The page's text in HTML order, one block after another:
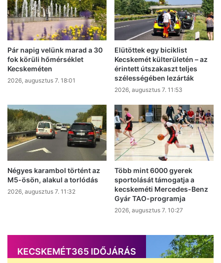
Pár napig velünk marad a 30
fok körüli hőmérséklet
Kecskeméten
2026, augusztus 7. 18:01
Elütöttek egy biciklist
Kecskemét külterületén – az
érintett útszakaszt teljes
szélességében lezárták
2026, augusztus 7. 11:53
Négyes karambol történt az
M5-ösön, alakul a torlódás
2026, augusztus 7. 11:32
Több mint 6000 gyerek
sportolását támogatja a
kecskeméti Mercedes-Benz
Gyár TAO-programja
2026, augusztus 7. 10:27
KECSKEMÉT365 IDŐJÁRÁS